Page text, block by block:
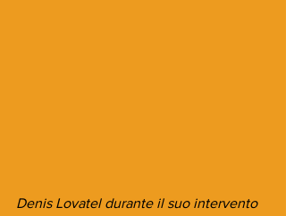
Denis Lovatel durante il suo intervento